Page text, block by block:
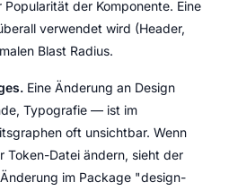
der Komponente. Eine
verwendet wird (Header,
Blast Radius.
Eine Änderung an Design
Typografie — ist im
oft unsichtbar. Wenn
Token-Datei ändern, sieht der
im Package "design-